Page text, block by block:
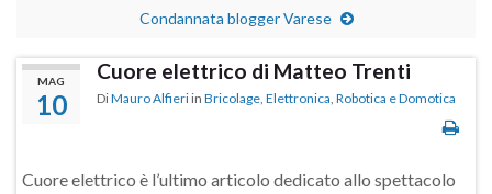
Condannata blogger Varese
MAG
10
Cuore elettrico di Matteo Trenti
DiMauro Alfieri in Bricolage, Elettronica, Robotica e Domotica
Cuore elettrico è l’ultimo articolo dedicato allo spettacolo